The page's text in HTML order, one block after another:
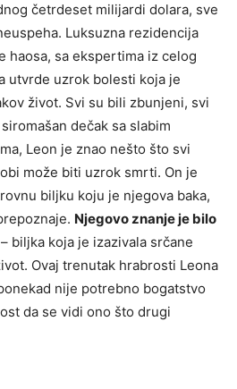
četrdeset milijardi dolara, sve
Luksuzna rezidencija
haosa, sa ekspertima iz celog
utvrde uzrok bolesti koja je
život. Svi su bili zbunjeni, svi
dečak sa slabim
Leon je znao nešto što svi
može biti uzrok smrti. On je
biljku koju je njegova baka,
Njegovo znanje je bilo
– biljka koja je izazivala srčane
Ovaj trenutak hrabrosti Leona
nije potrebno bogatstvo
da se vidi ono što drugi